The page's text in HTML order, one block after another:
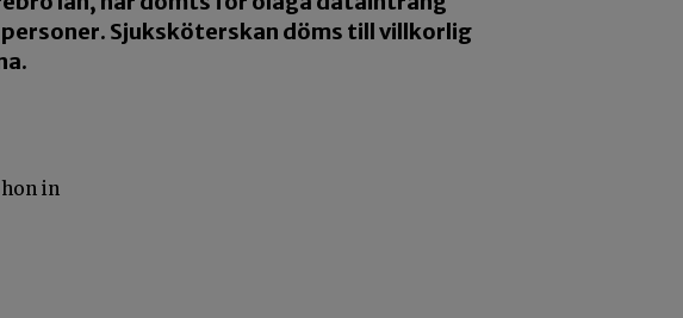
Sjuksköterskan döms till villkorlig
in